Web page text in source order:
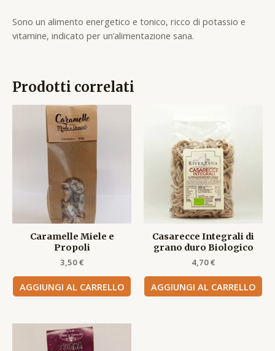
Sono un alimento energetico e tonico, ricco di potassio e
vitamine, indicato per un’alimentazione sana.
Prodotti correlati
Caramelle Miele e
Propoli
3,50€
AGGIUNGI AL CARRELLO
Casarecce Integrali di
grano duro Biologico
4,70€
AGGIUNGI AL CARRELLO